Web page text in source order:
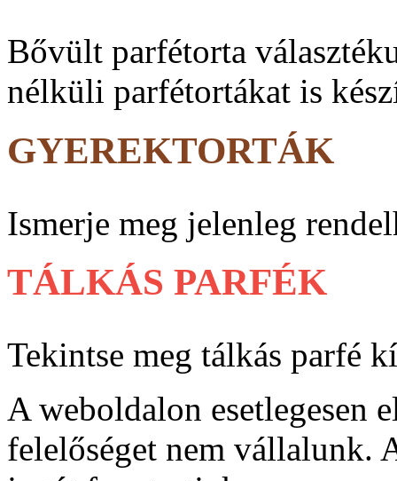
Bővült parfé­torta
nélküli parfé­tortákat is
GYEREKTORTÁK
Ismerje meg jelenleg
TÁLKÁS PARFÉK
Tekintse meg tálkás parfé
A weboldalon esetlegesen
felelőséget nem vállalunk.